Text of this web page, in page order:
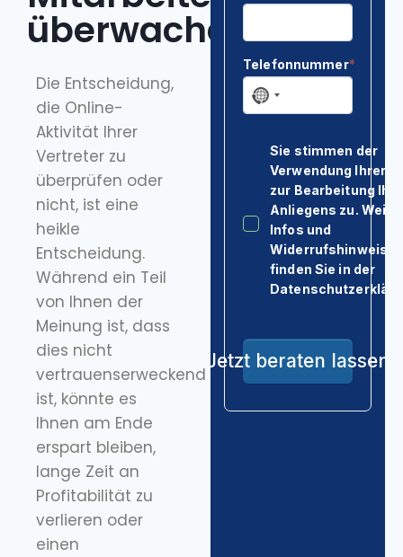
überwachen?
Die Entscheidung,
die Online-
Aktivität Ihrer
Vertreter zu
überprüfen oder
nicht, ist eine
heikle
Entscheidung.
Während ein Teil
von Ihnen der
Meinung ist, dass
dies nicht
vertrauenserweckend
ist, könnte es
Ihnen am Ende
erspart bleiben,
lange Zeit an
Profitabilität zu
verlieren oder
einen